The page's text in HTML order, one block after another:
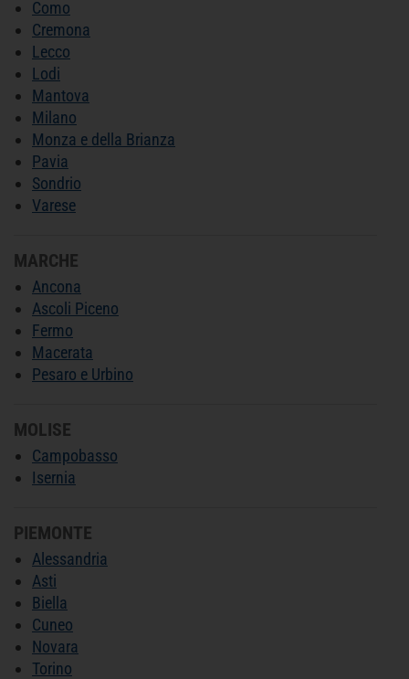
Como
Cremona
Lecco
Lodi
Mantova
Milano
Monza e della Brianza
Pavia
Sondrio
Varese
MARCHE
Ancona
Ascoli Piceno
Fermo
Macerata
Pesaro e Urbino
MOLISE
Campobasso
Isernia
PIEMONTE
Alessandria
Asti
Biella
Cuneo
Novara
Torino